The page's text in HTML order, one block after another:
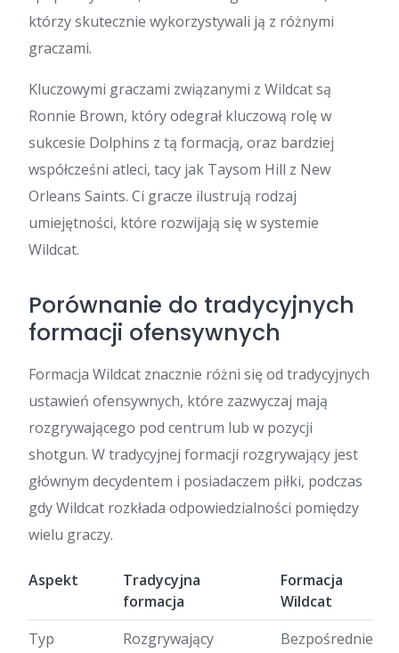
którzy skutecznie wykorzystywali ją z różnymi
graczami.
Kluczowymi graczami związanymi z Wildcat są
Ronnie Brown, który odegrał kluczową rolę w
sukcesie Dolphins z tą formacją, oraz bardziej
współcześni atleci, tacy jak Taysom Hill z New
Orleans Saints. Ci gracze ilustrują rodzaj
umiejętności, które rozwijają się w systemie
Wildcat.
Porównanie do tradycyjnych
formacji ofensywnych
Formacja Wildcat znacznie różni się od tradycyjnych
ustawień ofensywnych, które zazwyczaj mają
rozgrywającego pod centrum lub w pozycji
shotgun. W tradycyjnej formacji rozgrywający jest
głównym decydentem i posiadaczem piłki, podczas
gdy Wildcat rozkłada odpowiedzialności pomiędzy
wielu graczy.
Aspekt
Tradycyjna
formacja
Formacja
Wildcat
Typ
Rozgrywający
Bezpośrednie